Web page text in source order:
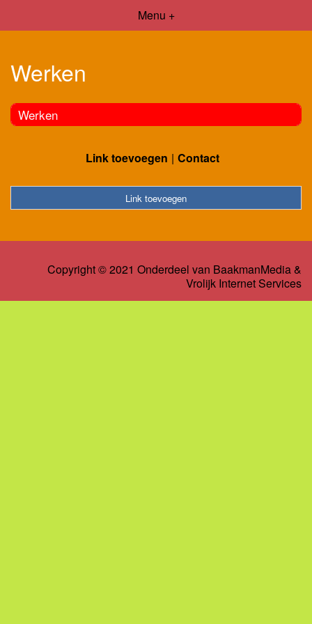
Menu +
Werken
Werken
Link toevoegen Contact
Link toevoegen
Copyright © 2021 Onderdeel van BaakmanMedia&
Vrolijk Internet Services